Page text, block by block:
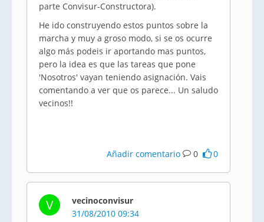
parte Convisur-Constructora).
He ido construyendo estos puntos sobre la
marcha y muy a groso modo, si se os ocurre
algo más podeis ir aportando mas puntos,
pero la idea es que las tareas que pone
'Nosotros' vayan teniendo asignación. Vais
comentando a ver que os parece... Un saludo
vecinos!!
Añadir comentario 0 0
V
vecinoconvisur
31/08/2010 09:34